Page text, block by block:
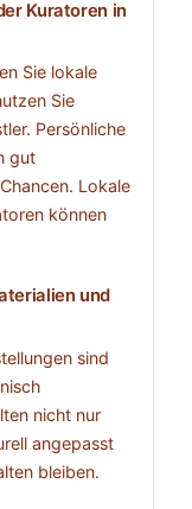
Kuratoren in
Sie lokale
Sie
Persönliche
gut
Lokale
können
und
sind
nicht nur
angepasst
bleiben.